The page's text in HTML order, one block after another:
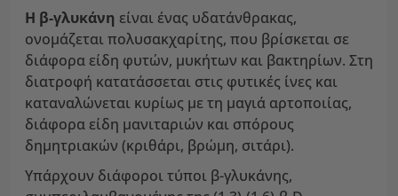
Η β-γλυκάνη είναι ένας υδατάνθρακας,
ονομάζεται πολυσακχαρίτης, που βρίσκεται σε
διάφορα είδη φυτών, μυκήτων και βακτηρίων. Στη
διατροφή κατατάσσεται στις φυτικές ίνες και
καταναλώνεται κυρίως με τη μαγιά αρτοποιίας,
διάφορα είδη μανιταριών και σπόρους
δημητριακών (κριθάρι, βρώμη, σιτάρι).
Υπάρχουν διάφοροι τύποι β-γλυκάνης,